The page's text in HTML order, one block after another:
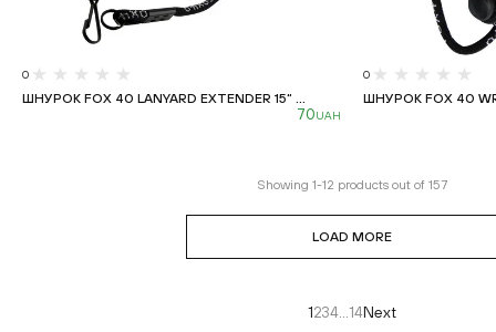
0
ШНУРОК FOX 40 LANYARD EXTENDER 15“ ...
70UAH
0
ШНУРОК FOX 40
Showing 1-12 products out of 157
LOAD MORE
1234 14Next